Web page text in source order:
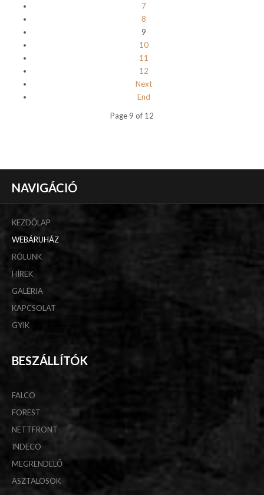
7
8
9
10
11
12
Next
End
Page 9 of 12
NAVIGÁCIÓ
KEZDŐLAP
WEBÁRUHÁZ
RÓLUNK
HÍREK
GALÉRIA
KAPCSOLAT
GYIK
BESZÁLLÍTÓK
FALCO
FOREST
NETTFRONT
INDECO
MEGRENDELŐ
ASZTALOSOK